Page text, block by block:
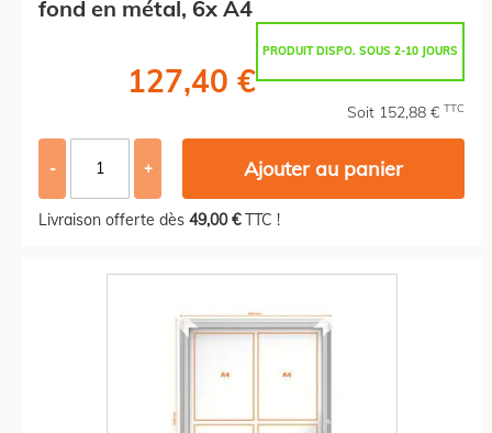
fond en métal, 6x A4
PRODUIT DISPO. SOUS 2-10 JOURS
127,40 €
Soit 152,88 € TTC
- + Ajouter au panier
Livraison offerte dès 49,00 €TTC !